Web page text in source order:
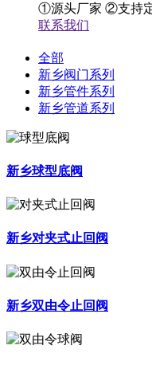
①源头厂家 ②支持
联系我们
全部
新乡阀门系列
新乡管件系列
新乡管道系列
新乡球型底阀
新乡对夹式止回阀
新乡双由令止回阀